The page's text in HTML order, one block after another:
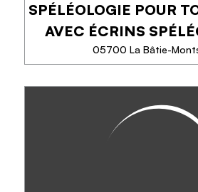
TÉLÉPHONE
EN SAVOIR
SPÉLÉOLOGIE POUR
AVEC ÉCRINS
05700 La Bâtie-
SPÉLÉOLOGIE POUR
NIVEAUX AVEC
C’est au cœur des Hautes Alpes,
du Buëch ou du Dévoluy que